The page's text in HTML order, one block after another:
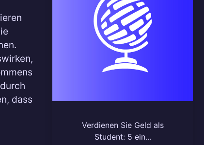
dass
Verdienen Sie Geld als
Student: 5 ein...